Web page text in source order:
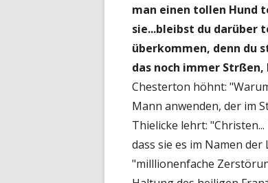
man einen tollen Hund
sie...bleibst du darüber
überkommen, denn du
das noch immer
Chesterton höhnt:
Mann anwenden, der im
Thielicke lehrt:
dass sie es im Namen
"milllionenfache